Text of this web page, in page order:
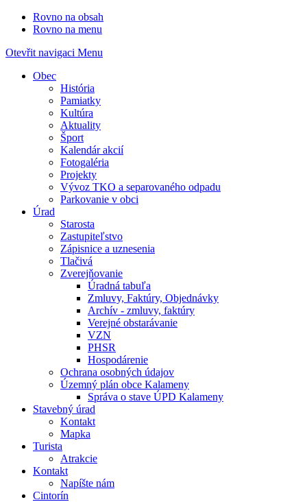
Rovno na obsah
Rovno na menu
Otevřit navigaci Menu
Obec
História
Pamiatky
Kultúra
Aktuality
Šport
Kalendár akcií
Fotogaléria
Projekty
Vývoz TKO a separovaného odpadu
Parkovanie v obci
Úrad
Starosta
Zastupiteľstvo
Zápisnice a uznesenia
Tlačivá
Zverejňovanie
Úradná tabuľa
Zmluvy, Faktúry, Objednávky
Archív - zmluvy, faktúry
Verejné obstarávanie
VZN
PHSR
Hospodárenie
Ochrana osobných údajov
Územný plán obce Kalameny
Správa o stave ÚPD Kalameny
Stavebný úrad
Kontakt
Mapka
Turista
Atrakcie
Kontakt
Napíšte nám
Cintorín